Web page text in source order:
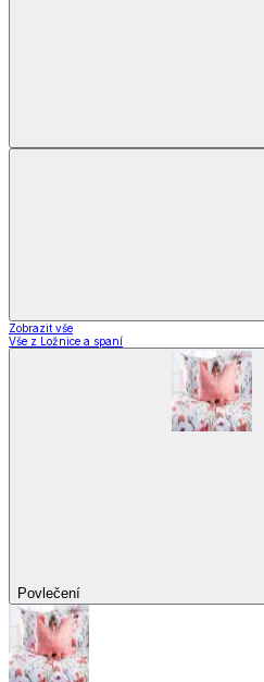
Zobrazit vše
Vše z Ložnice a spaní
Povlečení